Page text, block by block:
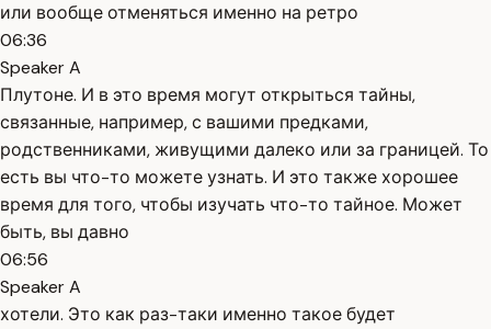
или вообще отменяться именно на ретро
06:36
Speaker A
Плутоне. И в это время могут открыться тайны,
связанные, например, с вашими предками,
родственниками, живущими далеко или за границей. То
есть вы что-то можете узнать. И это также хорошее
время для того, чтобы изучать что-то тайное. Может
быть, вы давно
06:56
Speaker A
хотели. Это как раз-таки именно такое будет